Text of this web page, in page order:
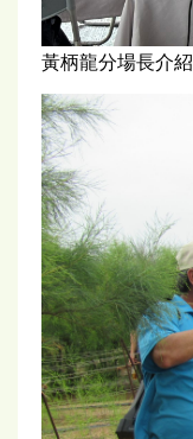
黃柄龍分場長介